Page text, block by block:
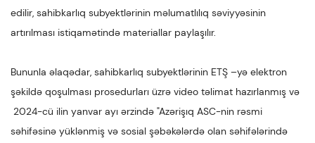
edilir, sahibkarlıq subyektlərinin məlumatlılıq səviyyəsinin
artırılması istiqamətində materiallar paylaşılır.
Bununla əlaqədar, sahibkarlıq subyektlərinin ETŞ –yə elektron
şəkildə qoşulması prosedurları üzrə video təlimat hazırlanmış və
2024-cü ilin yanvar ayı ərzində "Azərişıq ASC-nin rəsmi
səhifəsinə yüklənmiş və sosial şəbəkələrdə olan səhifələrində